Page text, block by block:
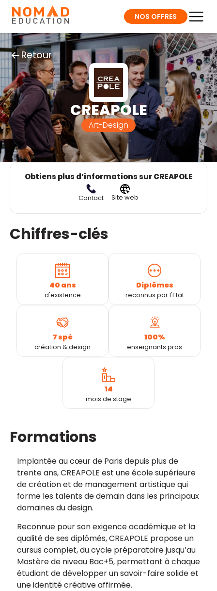
NOS OFFRES
CREAPOLE
Art-Design
Retour
Obtiens plus d’informations sur CREAPOLE
Contact Site web
Chiffres-clés
40 ans
d'existence
Diplômes
reconnus par l'Etat
7 spé
création & design
100%
enseignants pros
14
mois de stage
Formations
Implantée au cœur de Paris depuis plus de
trente ans, CREAPOLE est une école supérieure
de création et de management artistique qui
forme les talents de demain dans les principaux
domaines du design.
Reconnue pour son exigence académique et la
qualité de ses diplômés, CREAPOLE propose un
cursus complet, du cycle préparatoire jusqu’au
Mastère de niveau Bac+5, permettant à chaque
étudiant de développer un savoir-faire solide et
une identité créative affirmée.